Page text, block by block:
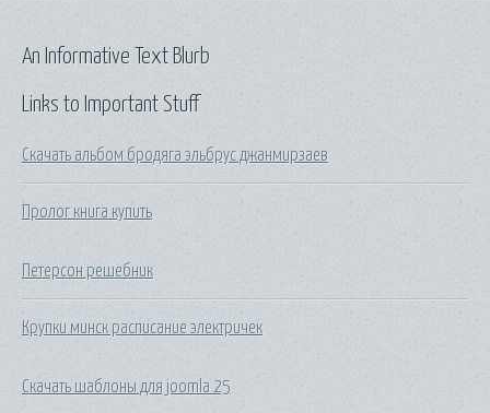
Links to Important Stuff
Скачать альбом бродяга эльбрус джанмирзаев
Пролог книга купить
Петерсон решебник
Крупки минск расписание электричек
Скачать шаблоны для joomla 25
An Informative Text Blurb